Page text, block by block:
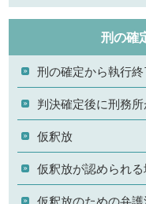
刑の確
刑の確定から執行
判決確定後に刑務
仮釈放
仮釈放が認められ
仮釈放のための弁